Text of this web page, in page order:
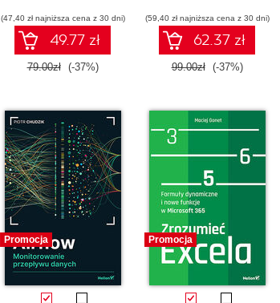
(47,40 zł najniższa cena z 30 dni)
49.77 zł
79.00zł (-37%)
(59,40 zł najniższa cena z 30 dni)
62.37 zł
99.00zł (-37%)
Promocja Promocja